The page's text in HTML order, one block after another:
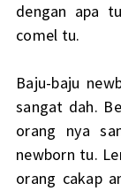
dengan apa
comel tu.
Baju-baju
sangat dah.
orang nya
newborn tu.
orang cakap